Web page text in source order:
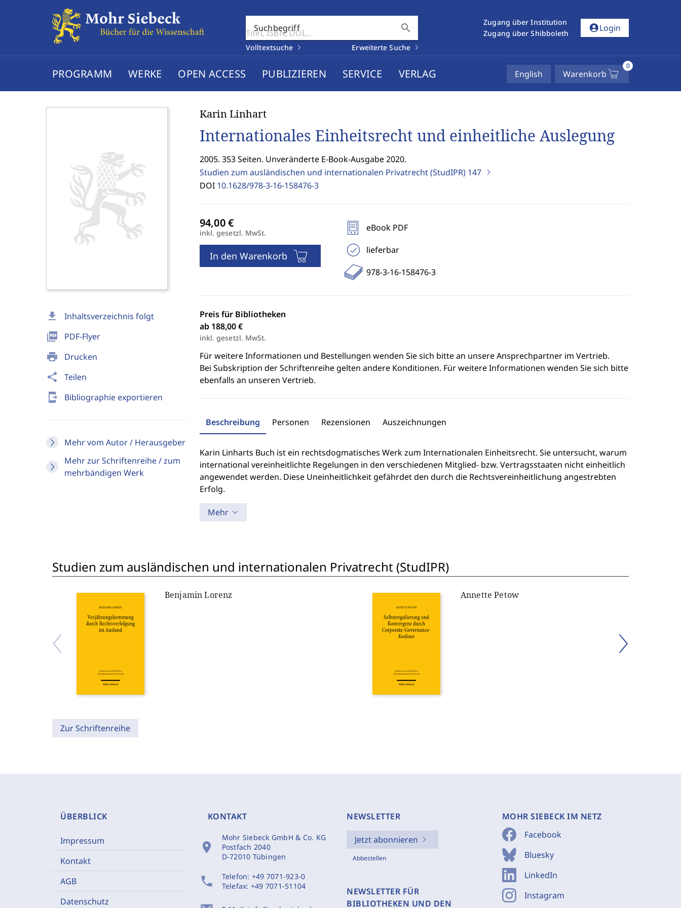
Suchbegriff search
Volltextsuche Erweiterte Suche
Zugang über Institution
Zugang über Shibboleth
account_circleLogin
PROGRAMM WERKE OPEN ACCESS PUBLIZIEREN SERVICE VERLAG English Warenkorb
0
download Inhaltsverzeichnis folgt
picture_as_pdf PDF-Flyer
print Drucken
share Teilen
send_to_mobile Bibliographie exportieren
Mehr vom Autor / Herausgeber
Mehr zur Schriftenreihe / zum
mehrbändigen Werk
Karin Linhart
Internationales Einheitsrecht und einheitliche Auslegung
2005. 353 Seiten. Unveränderte E-Book-Ausgabe 2020.
Studien zum ausländischen und internationalen Privatrecht (StudIPR) 147
DOI 10.1628/978-3-16-158476-3
inkl. gesetzl. MwSt.
In den Warenkorb
eBook PDF
lieferbar
978-3-16-158476-3
Preis für Bibliotheken
ab 188,00 €
inkl. gesetzl. MwSt.
Für weitere Informationen und Bestellungen wenden Sie sich bitte an unsere Ansprechpartner im Vertrieb.
Bei Subskription der Schriftenreihe gelten andere Konditionen. Für weitere Informationen wenden Sie sich bitte
ebenfalls an unseren Vertrieb.
Beschreibung Personen Rezensionen Auszeichnungen
Karin Linharts Buch ist ein rechtsdogmatisches Werk zum Internationalen Einheitsrecht. Sie untersucht, warum
international vereinheitlichte Regelungen in den verschiedenen Mitglied- bzw. Vertragsstaaten nicht einheitlich
angewendet werden. Diese Uneinheitlichkeit gefährdet den durch die Rechtsvereinheitlichung angestrebten
Erfolg.
Mehr
Studien zum ausländischen und internationalen Privatrecht (StudIPR)
Benjamin Lorenz Annette Petow
Zur Schriftenreihe
ÜBERBLICK
Impressum
Kontakt
AGB
Datenschutz
KONTAKT
location_on
Mohr Siebeck GmbH & Co. KG
Postfach 2040
D-72010 Tübingen
phone Telefon: +49 7071-923-0
Telefax: +49 7071-51104
NEWSLETTER
Jetzt abonnieren
Abbestellen
NEWSLETTER FÜR
BIBLIOTHEKEN UND DEN
MOHR SIEBECK IM NETZ
Facebook
Bluesky
LinkedIn
Instagram